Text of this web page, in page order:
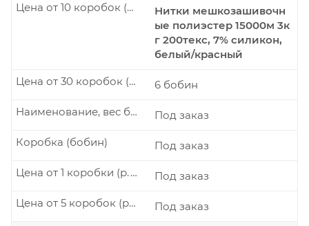
Нитки мешкозашивочн
ые полиэстер 15000м 3к
г 200текс, 7% силикон,
белый/красный
Цена от 10 коробок (р./шт.)
6 бобин
Цена от 30 коробок (р./шт.)
Под заказ
Наименование, вес бобины
Под заказ
Коробка (бобин)
Под заказ
Цена от 1 коробки (р./шт.)
Под заказ
Цена от 5 коробок (р./шт.)